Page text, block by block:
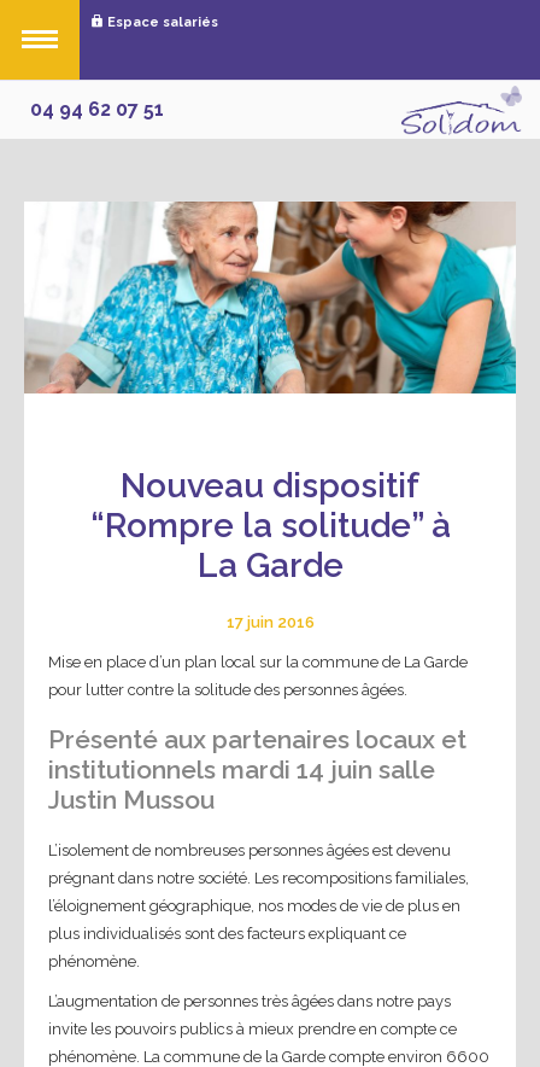
04 94 62 07 51
Espace salariés
Nouveau dispositif
“Rompre la solitude” à
La Garde
17 juin 2016
Mise en place d’un plan local sur la commune de La Garde
pour lutter contre la solitude des personnes âgées.
Présenté aux partenaires locaux et
institutionnels mardi 14 juin salle
Justin Mussou
L’isolement de nombreuses personnes âgées est devenu
prégnant dans notre société. Les recompositions familiales,
l’éloignement géographique, nos modes de vie de plus en
plus individualisés sont des facteurs expliquant ce
phénomène.
L’augmentation de personnes très âgées dans notre pays
invite les pouvoirs publics à mieux prendre en compte ce
phénomène. La commune de la Garde compte environ 6600